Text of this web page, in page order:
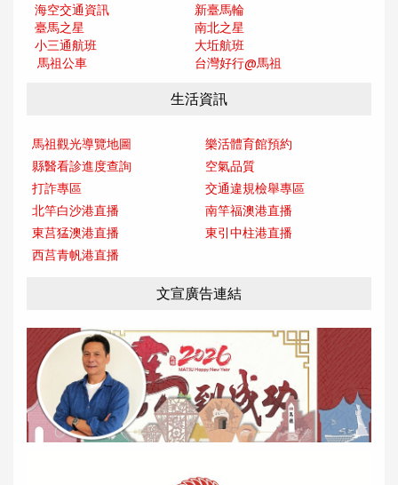
海空交通資訊
新臺馬輪
臺馬之星
南北之星
小三通航班
大坵航班
馬祖公車
台灣好行@馬祖
生活資訊
馬祖觀光導覽地圖
樂活體育館預約
縣醫看診進度查詢
空氣品質
打詐專區
交通違規檢舉專區
北竿白沙港直播
南竿福澳港直播
東莒猛澳港直播
東引中柱港直播
西莒青帆港直播
文宣廣告連結